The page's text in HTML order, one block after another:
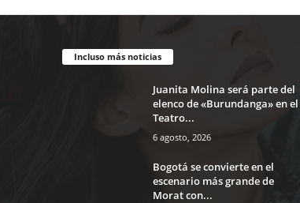
Incluso más noticias
Juanita Molina será parte del
elenco de «Burundanga» en el
Teatro...
6 agosto, 2026
Bogotá se convierte en el
escenario más grande de
Morat con...